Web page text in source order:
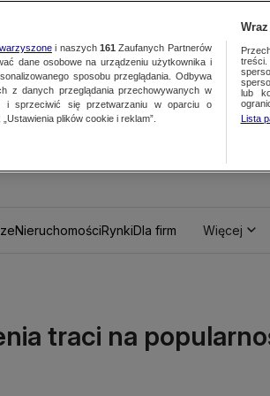
NieruchomościRynkiDla firm Więcej
traci na
i naszych 161 Zaufanych Partnerów
dane osobowe na urządzeniu użytkownika i
sposobu przeglądania. Odbywa
z danych przeglądania przechowywanych w
i sprzeciwić się przetwarzaniu w oparciu o
plików cookie i reklam”.
treści.
lub
Lista